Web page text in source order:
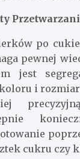
po
pewnej
jest
i
cukru czy